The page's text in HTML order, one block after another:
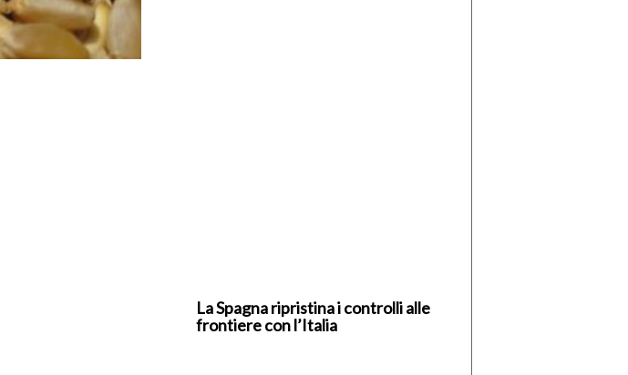
La Spagna ripristina i controlli alle
frontiere con l’Italia